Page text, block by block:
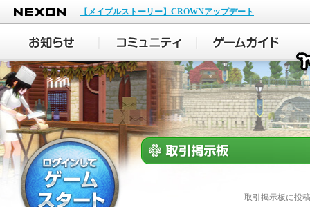
NEXON
【メイプルストーリー】CROWNアップデート
取引掲示板に投